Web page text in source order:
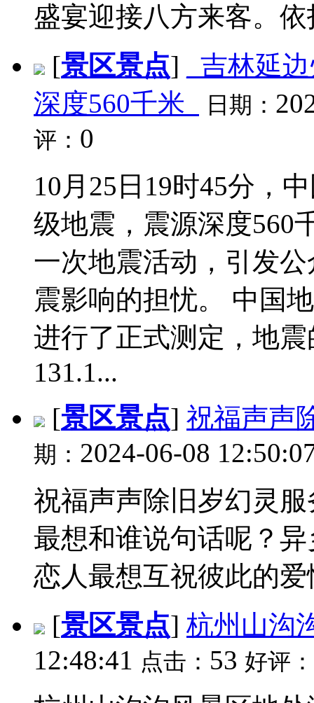
盛宴迎接八方来客。
[景区景点]
_吉林延
深度560千米_
日期：
评： 0
10月25日19时45分，
级地震，震源深度560
一次地震活动，引发
震影响的担忧。 中国
进行了正式测定，地
131.1...
[景区景点] 祝福声声
期： 2024-06-08
祝福声声除旧岁幻灵
最想和谁说句话呢？
恋人最想互祝彼此的
[景区景点] 杭州山沟
12:48:41 点击： 53 好评：